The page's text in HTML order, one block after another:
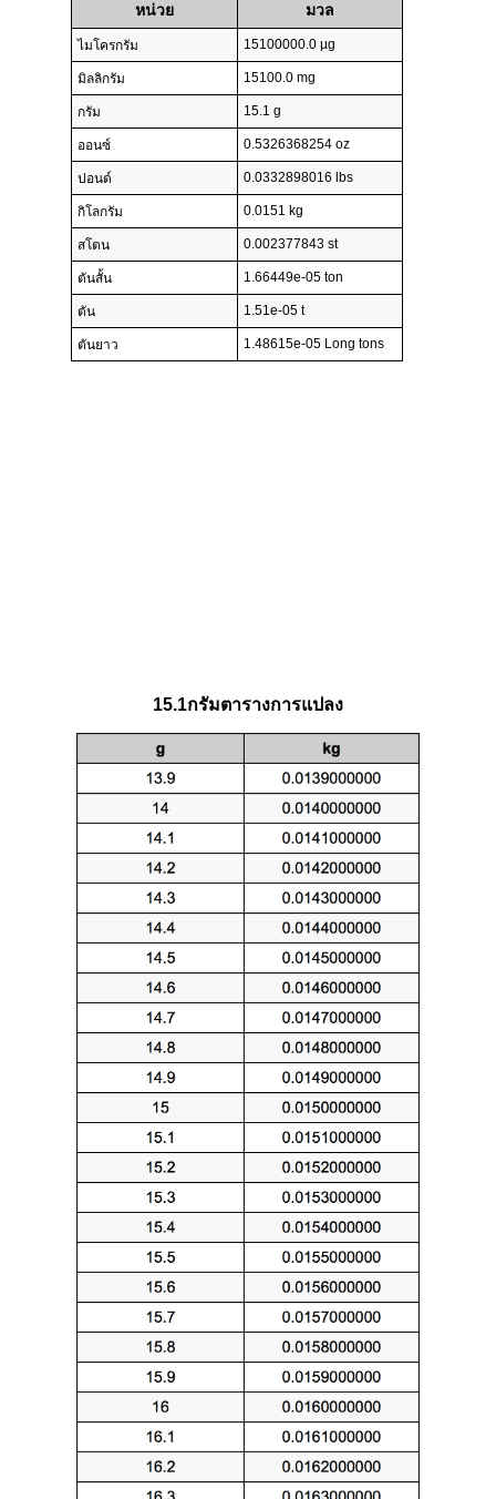
หน่วย มวล
ไมโครกรัม 15100000.0 µg
มิลลิกรัม 15100.0 mg
กรัม 15.1 g
ออนซ์ 0.5326368254 oz
ปอนด์ 0.0332898016 lbs
กิโลกรัม 0.0151 kg
สโตน 0.002377843 st
ตันสั้น 1.66449e-05 ton
ตัน 1.51e-05 t
ตันยาว 1.48615e-05 Long tons
15.1กรัมตารางการแปลง